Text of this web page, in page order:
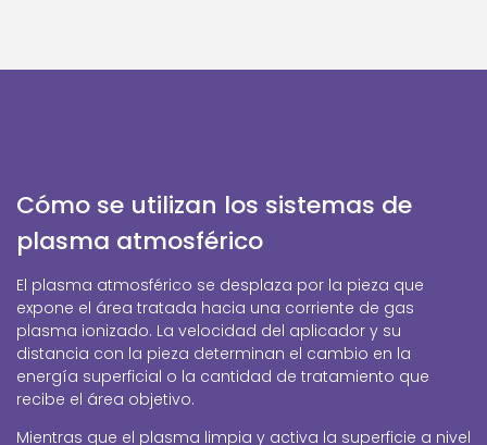
Cómo se utilizan los sistemas de
plasma atmosférico
El plasma atmosférico se desplaza por la pieza que
expone el área tratada hacia una corriente de gas
plasma ionizado. La velocidad del aplicador y su
distancia con la pieza determinan el cambio en la
energía superficial o la cantidad de tratamiento que
recibe el área objetivo.
Mientras que el plasma limpia y activa la superficie a nivel